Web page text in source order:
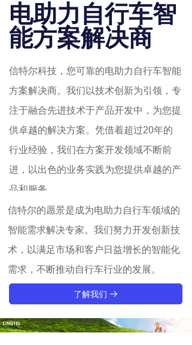
信特尔的愿景是成为电助力自行车领域的
智能需求解决专家。我们努力开发创新技
术，以满足市场和客户日益增长的智能化
需求，不断推动自行车行业的发展。
电助力自行车智
能方案解决商
了解我们 뀠
信特尔科技，您可靠的电助力自行车智能
方案解决商。我们以技术创新为引领，专
注于融合先进技术于产品开发中，为您提
供卓越的解决方案。凭借着超过20年的
行业经验，我们在方案开发领域不断前
进，以出色的业务实践为您提供卓越的产
品和服务。